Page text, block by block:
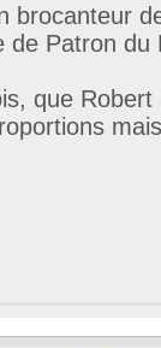
brocanteur
de Patron du
que